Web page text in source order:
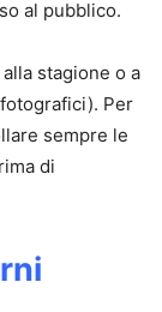
al pubblico.
stagione o a
Per
sempre le
di